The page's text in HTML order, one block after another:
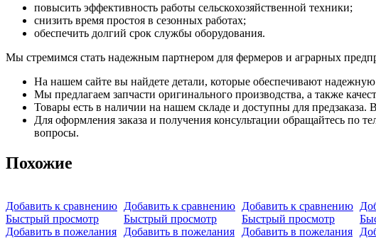
повысить эффективность работы сельскохозяйственной техники;
снизить время простоя в сезонных работах;
обеспечить долгий срок службы оборудования.
Мы стремимся стать надежным партнером для фермеров и аграрных
На нашем сайте вы найдете детали, которые обеспечивают
Мы предлагаем запчасти оригинального производства, а также
Товары есть в наличии на нашем складе и доступны для
Для оформления заказа и получения консультации обращайтесь по
вопросы.
Похожие
Добавить к сравнению
Быстрый просмотр
Добавить в пожелания
Добавить к сравнению
Быстрый просмотр
Добавить в пожелания
Добавить к сравнению
Быстрый просмотр
Добавить в пожелания